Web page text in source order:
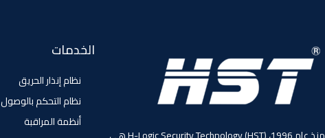
الخدمات
نظام إنذار الحريق
نظام التحكم بالوصول
أنظمة المراقبة